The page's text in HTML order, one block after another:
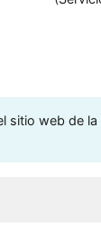
sitio web de